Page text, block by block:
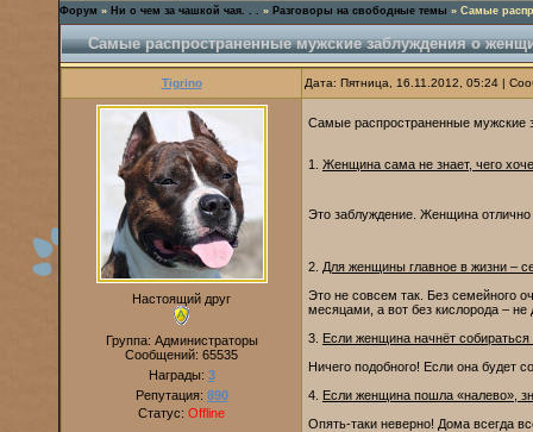
Форум » Ни о чем за чашкой чая. . . » Разговоры на свободные темы » Самые
Самые распространенные мужские заблуждения о
Tigrino Дата: Пятница, 16.11.2012, 05:24 |
Настоящий друг
Группа: Администраторы
Сообщений: 65535
Награды: 3
Репутация: 890
Статус: Offline
Самые распространенные мужские
1. Женщина сама не знает, чего
Это заблуждение. Женщина отлично
2. Для женщины главное в жизни –
Это не совсем так. Без семейного
месяцами, а вот без кислорода –
3. Если женщина начнёт
Ничего подобного! Если она будет
4. Если женщина пошла «налево»,
Опять-таки неверно! Дома всегда